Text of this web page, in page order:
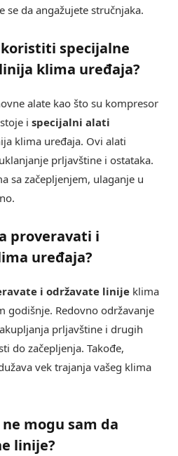
se da angažujete stručnjaka.
specijalne
klima uređaja?
alate kao što su kompresor
i specijalni alati
klima uređaja. Ovi alati
prljavštine i ostataka.
sa začepljenjem, ulaganje u
proveravati i
uređaja?
i održavate linije klima
godišnje. Redovno održavanje
prljavštine i drugih
do začepljenja. Takođe,
vek trajanja vašeg klima
mogu sam da
linije?